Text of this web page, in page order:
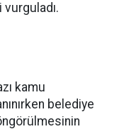
vurguladı.
kamu
belediye